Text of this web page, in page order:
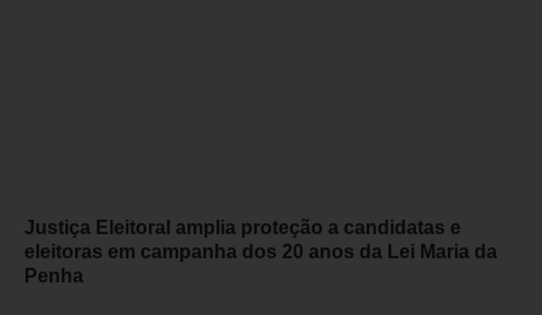
Justiça Eleitoral amplia proteção a candidatas e
eleitoras em campanha dos 20 anos da Lei Maria da
Penha